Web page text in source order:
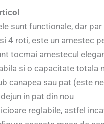
sunt functionale, dar
4 roti, este un amestec
tocmai amestecul
si o capacitate totala
canapea sau pat (este
in pat din nou
reglabile, astfel